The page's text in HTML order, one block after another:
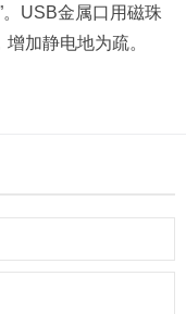
。USB金属口用磁珠
加静电地为疏。